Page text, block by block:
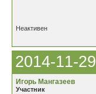
Неактивен
2014-11-
Игорь Мангазеев
Участник